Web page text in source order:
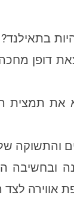
דופן
תמצית
ובחשיבה
אווירה